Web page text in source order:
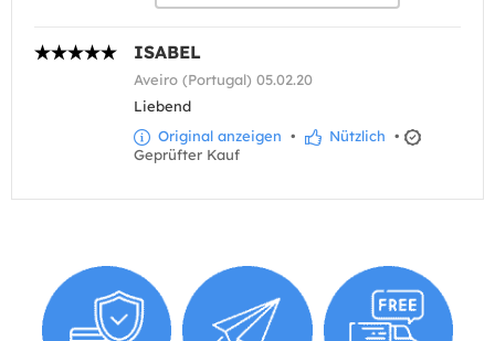
ISABEL
Aveiro (Portugal) 05.02.20
Liebend
Original anzeigen • Nützlich •
Geprüfter Kauf